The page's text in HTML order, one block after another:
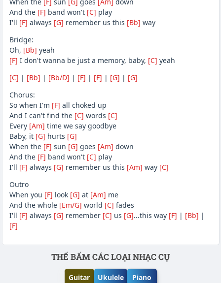
When the [F] sun [G] goes [Am] down
And the [F] band won't [C] play
I'll [F] always [G] remember us this [Bb] way
Bridge:
Oh, [Bb] yeah
[F] I don't wanna be just a memory, baby, [C] yeah
[C] | [Bb] | [Bb/D] | [F] | [F] | [G] | [G]
Chorus:
So when I'm [F] all choked up
And I can't find the [C] words [C]
Every [Am] time we say goodbye
Baby, it [G] hurts [G]
When the [F] sun [G] goes [Am] down
And the [F] band won't [C] play
I'll [F] always [G] remember us this [Am] way [C]
Outro
When you [F] look [G] at [Am] me
And the whole [Em/G] world [C] fades
I'll [F] always [G] remember [C] us [G]...this way [F] | [Bb] |
[F]
Phần nội dungTHẾ BẤM CÁC LOẠI NHẠC CỤ
Guitar Ukulele Piano